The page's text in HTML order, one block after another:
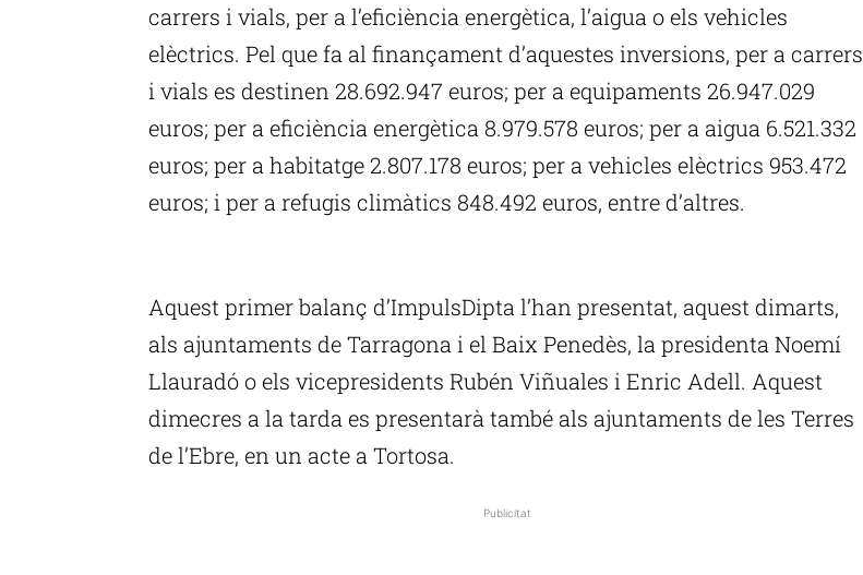
carrers i vials, per a l’eficiència energètica, l’aigua o els vehicles
elèctrics. Pel que fa al finançament d’aquestes inversions, per a carrers
i vials es destinen 28.692.947 euros; per a equipaments 26.947.029
euros; per a eficiència energètica 8.979.578 euros; per a aigua 6.521.332
euros; per a habitatge 2.807.178 euros; per a vehicles elèctrics 953.472
euros; i per a refugis climàtics 848.492 euros, entre d’altres.
Aquest primer balanç d’ImpulsDipta l’han presentat, aquest dimarts,
als ajuntaments de Tarragona i el Baix Penedès, la presidenta Noemí
Llauradó o els vicepresidents Rubén Viñuales i Enric Adell. Aquest
dimecres a la tarda es presentarà també als ajuntaments de les Terres
de l’Ebre, en un acte a Tortosa.
Publicitat